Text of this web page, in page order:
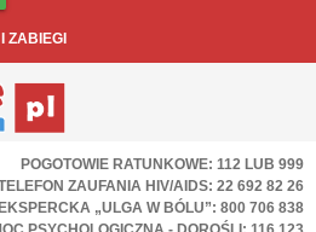
ZABIEGI
POGOTOWIE RATUNKOWE: 112 LUB 999
ZAUFANIA HIV/AIDS: 22 692 82 26
„ULGA W BÓLU”: 800 706 838